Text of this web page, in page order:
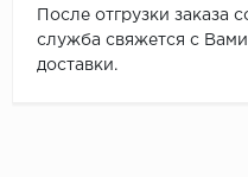
После отгрузки заказа
служба свяжется с
доставки.